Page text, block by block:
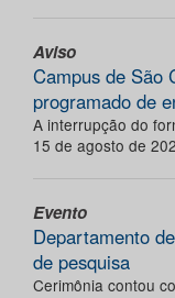
Aviso
Campus de São
programado de
A interrupção do
15 de agosto de
Evento
Departamento
de pesquisa
Cerimônia contou